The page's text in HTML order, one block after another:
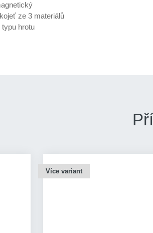
ze 3 materiálů
hrotu
Více variant